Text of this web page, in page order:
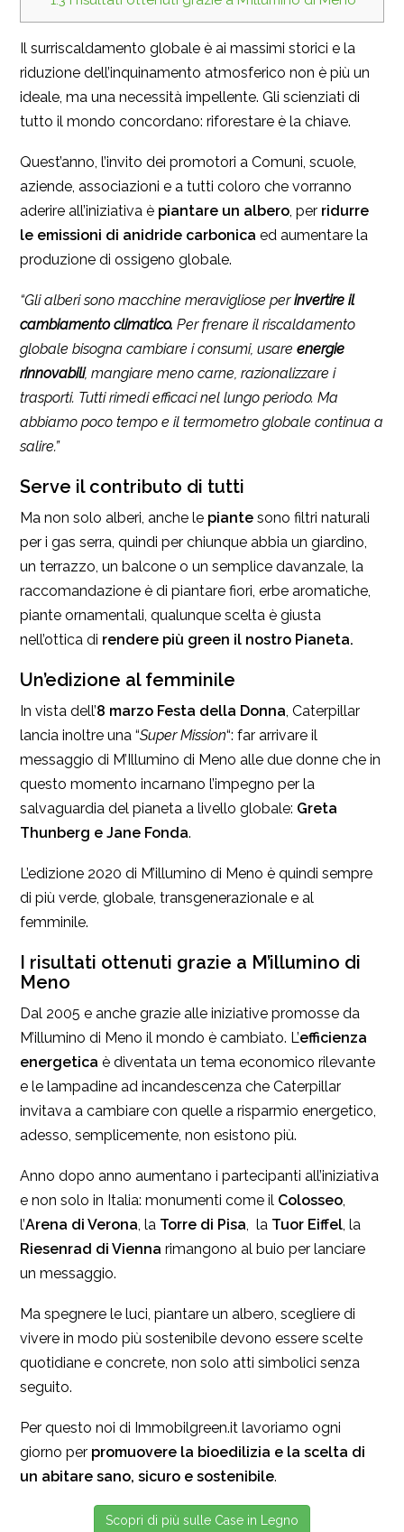
Il surriscaldamento globale è ai massimi storici e la
riduzione dell’inquinamento atmosferico non è più un
ideale, ma una necessità impellente. Gli scienziati di
tutto il mondo concordano: riforestare è la chiave.
Quest’anno, l’invito dei promotori a Comuni, scuole,
aziende, associazioni e a tutti coloro che vorranno
aderire all’iniziativa è piantare un albero, per ridurre
le emissioni di anidride carbonica ed aumentare la
produzione di ossigeno globale.
“Gli alberi sono macchine meravigliose perinvertire il
cambiamento climatico. Per frenare il riscaldamento
globale bisogna cambiare i consumi, usare energie
rinnovabili, mangiare meno carne, razionalizzare i
trasporti. Tutti rimedi efficaci nel lungo periodo. Ma
abbiamo poco tempo e il termometro globale continua a
salire.”
Serve il contributo di tutti
Ma non solo alberi, anche le piante sono filtri naturali
per i gas serra, quindi per chiunque abbia un giardino,
un terrazzo, un balcone o un semplice davanzale, la
raccomandazione è di piantare fiori, erbe aromatiche,
piante ornamentali, qualunque scelta è giusta
nell’ottica di rendere più green il nostro Pianeta.
Un’edizione al femminile
In vista dell’8 marzo Festa della Donna, Caterpillar
lancia inoltre una “Super Mission“: far arrivare il
messaggio di M’Illumino di Meno alle due donne che in
questo momento incarnano l’impegno per la
salvaguardia del pianeta a livello globale: Greta
Thunberg e Jane Fonda.
L’edizione 2020 di M’illumino di Meno è quindi sempre
di più verde, globale, transgenerazionale e al
femminile.
I risultati ottenuti grazie a M’illumino di
Meno
Dal 2005 e anche grazie alle iniziative promosse da
M’illumino di Meno il mondo è cambiato. L’efficienza
energetica è diventata un tema economico rilevante
e le lampadine ad incandescenza che Caterpillar
invitava a cambiare con quelle a risparmio energetico,
adesso, semplicemente, non esistono più.
Anno dopo anno aumentano i partecipanti all’iniziativa
e non solo in Italia: monumenti come il Colosseo,
l’Arena di Verona, la Torre di Pisa, la Tuor Eiffel, la
Riesenrad di Vienna rimangono al buio per lanciare
un messaggio.
Ma spegnere le luci, piantare un albero, scegliere di
vivere in modo più sostenibile devono essere scelte
quotidiane e concrete, non solo atti simbolici senza
seguito.
Per questo noi di Immobilgreen.it lavoriamo ogni
giorno per promuovere la bioedilizia e la scelta di
un abitare sano, sicuro e sostenibile.
Scopri di più sulle Case in Legno